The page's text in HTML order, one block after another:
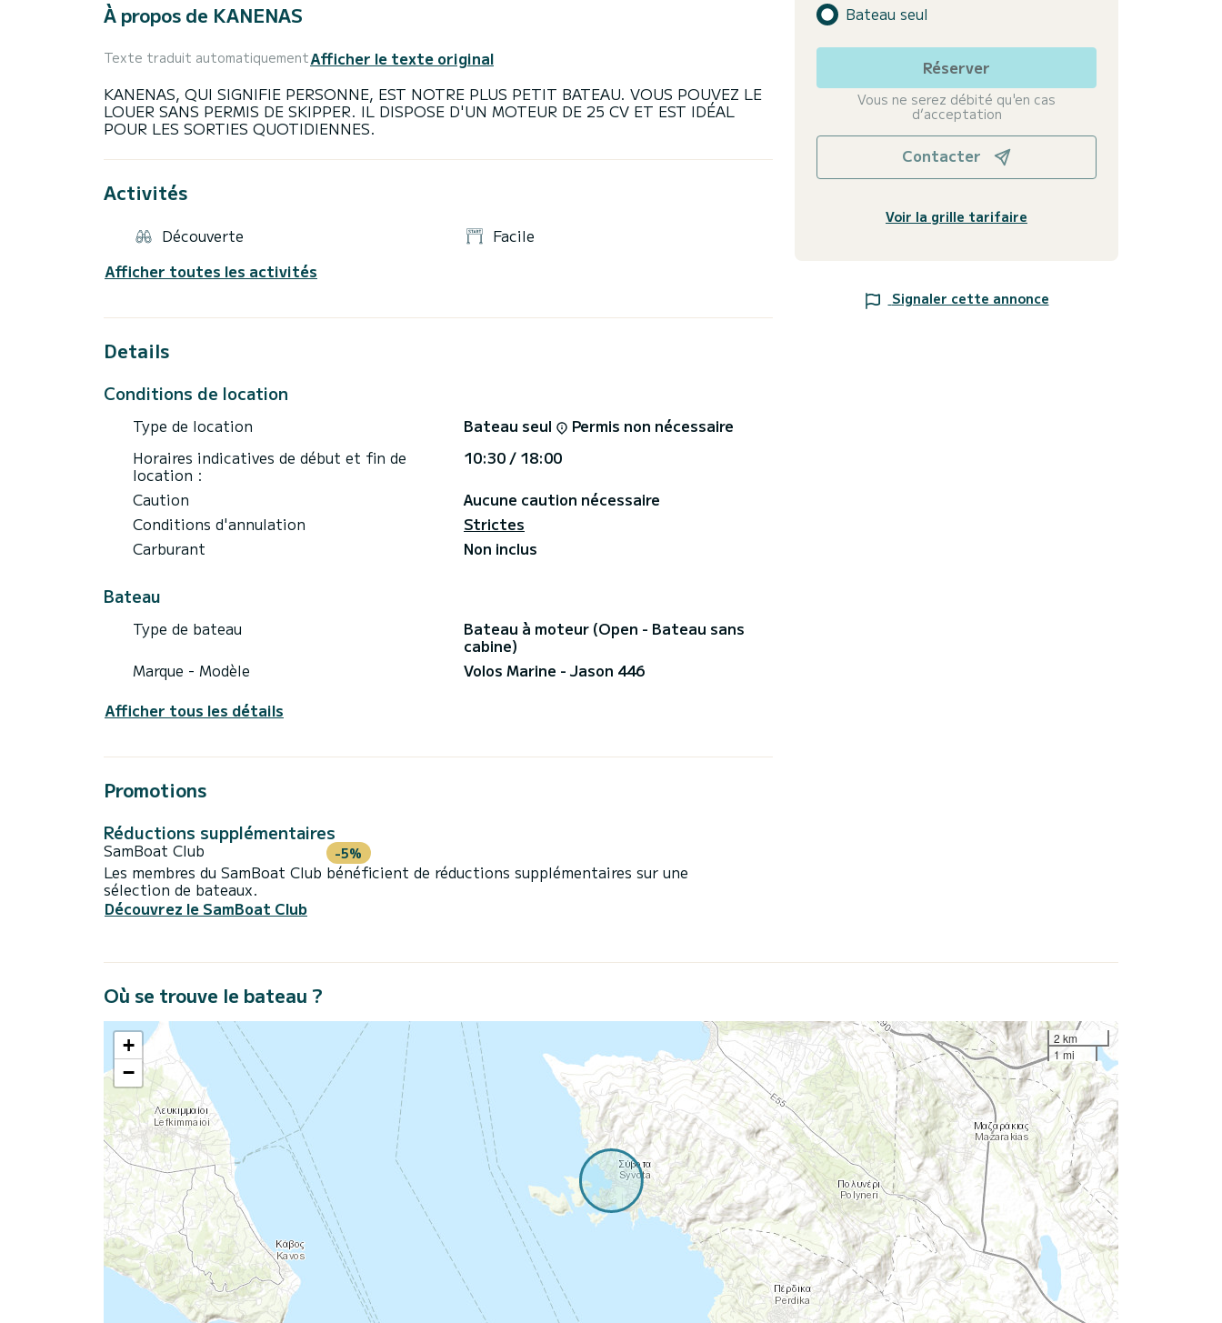
À propos de KANENAS
Texte traduit automatiquementAfficher le texte original
KANENAS, QUI SIGNIFIE PERSONNE, EST NOTRE PLUS PETIT BATEAU. VOUS POUVEZ LE
LOUER SANS PERMIS DE SKIPPER. IL DISPOSE D'UN MOTEUR DE 25 CV ET EST IDÉAL
Activités
Découverte
Facile
Afficher toutes les activités
Details
Conditions de location
Type de location Bateau seul
Permis non nécessaire
Horaires indicatives de début et fin de
location :
10:30 / 18:00
Caution
Aucune caution nécessaire
Conditions d'annulation
Strictes
Carburant
Non inclus
Bateau
Type de bateau Bateau à moteur (Open - Bateau sans
cabine)
Marque - Modèle
Volos Marine - Jason 446
Afficher tous les détails
Promotions
Réductions supplémentaires
SamBoat Club -5%
Les membres du SamBoat Club bénéficient de réductions supplémentaires sur une
sélection de bateaux.
Découvrez le SamBoat Club
Bateau seul
Réserver
Vous ne serez débité qu'en cas
d’acceptation
Contacter
Voir la grille tarifaire
Signaler cette annonce
Où se trouve le bateau ?
+
−
2 km
1 mi